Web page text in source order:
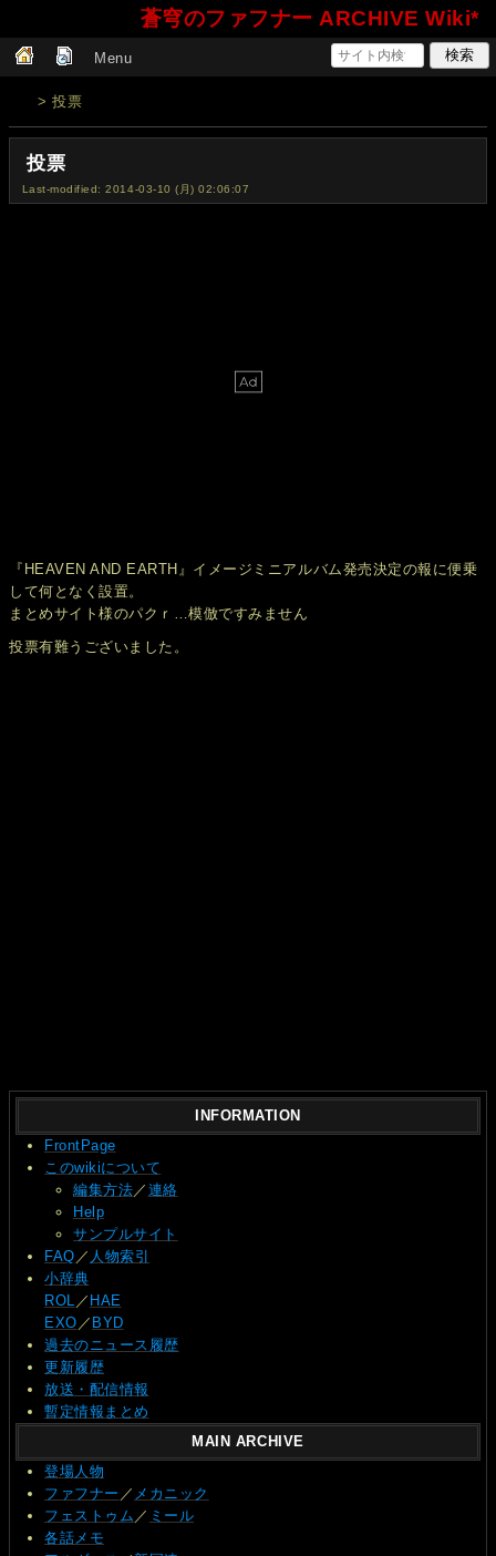
蒼穹のファフナー ARCHIVE Wiki*
Menu
> 投票
投票
Last-modified: 2014-03-10 (月) 02:06:07
『HEAVEN AND EARTH』イメージミニアルバム発売決定の報に便乗
して何となく設置。
まとめサイト様のパクｒ…模倣ですみません
投票有難うございました。
INFORMATION
FrontPage
このwikiについて
編集方法 ／ 連絡
Help
サンプルサイト
FAQ ／ 人物索引
小辞典
ROL ／ HAE
EXO ／ BYD
過去のニュース履歴
更新履歴
放送・配信情報
暫定情報まとめ
MAIN ARCHIVE
登場人物
ファフナー ／ メカニック
フェストゥム ／ ミール
各話メモ